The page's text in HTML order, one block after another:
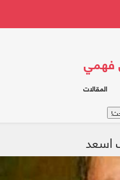
فهمي
المقالات
اسعد